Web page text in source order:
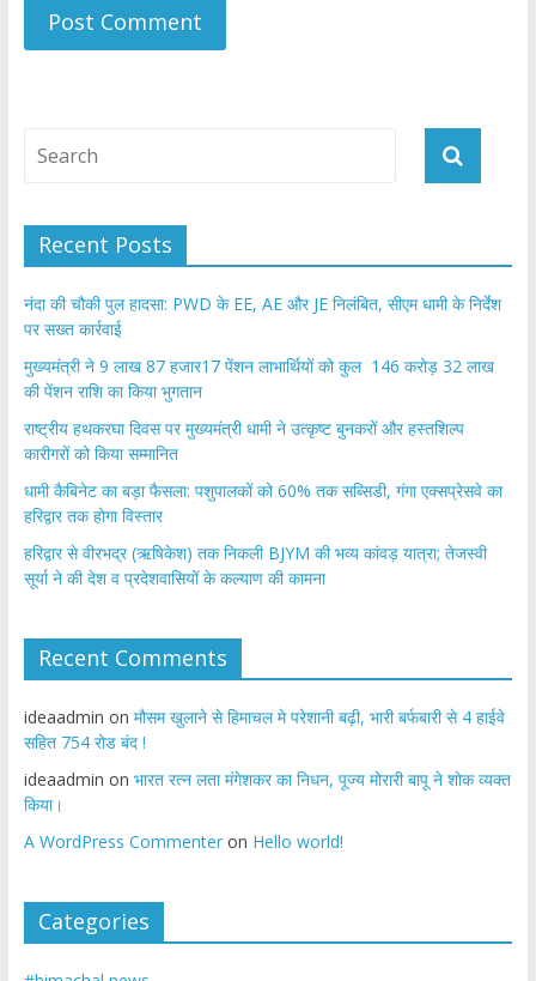
Recent Posts
नंदा की चौकी पुल हादसा: PWD के EE, AE और JE निलंबित, सीएम धामी के निर्देश
पर सख्त कार्रवाई
मुख्यमंत्री ने 9 लाख 87 हजार17 पेंशन लाभार्थियों को कुल 146 करोड़ 32 लाख
की पेंशन राशि का किया भुगतान
राष्ट्रीय हथकरघा दिवस पर मुख्यमंत्री धामी ने उत्कृष्ट बुनकरों और हस्तशिल्प
कारीगरों को किया सम्मानित
​धामी कैबिनेट का बड़ा फैसला: पशुपालकों को 60% तक सब्सिडी, गंगा एक्सप्रेसवे का
हरिद्वार तक होगा विस्तार
​हरिद्वार से वीरभद्र (ऋषिकेश) तक निकली BJYM की भव्य कांवड़ यात्रा; तेजस्वी
सूर्या ने की देश व प्रदेशवासियों के कल्याण की कामना
Recent Comments
ideaadmin on मौसम खुलाने से हिमाचल मे परेशानी बढ़ी, भारी बर्फबारी से 4 हाईवे
सहित 754 रोड बंद !
ideaadmin on भारत रत्न लता मंगेशकर का निधन, पूज्य मोरारी बापू ने शोक व्यक्त
किया।
A WordPress Commenteron Hello world!
Categories